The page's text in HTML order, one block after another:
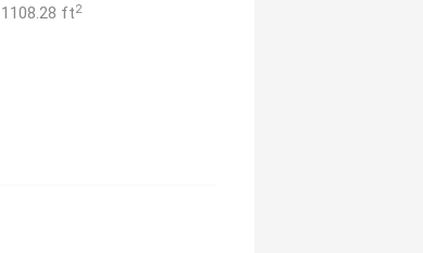
1108.28 ft2